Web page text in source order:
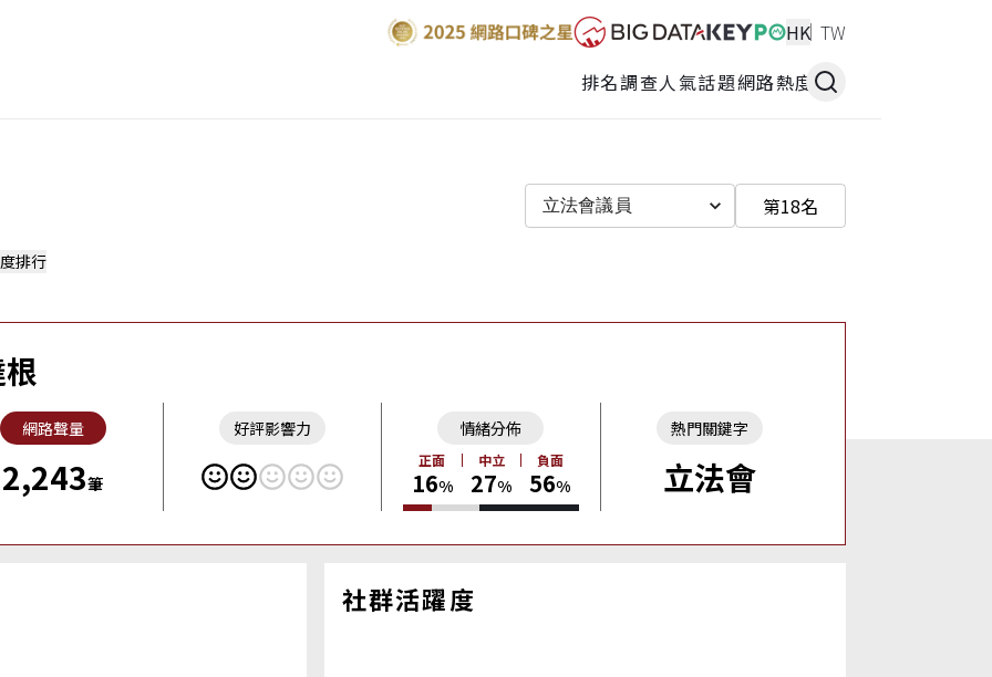
HK TW
排名調查人氣話題網路熱度
立法會議員 第18名
排行
網路聲量
2,243筆
好評影響力 情緒分佈
正面
16%
中立
27%
負面
56%
熱門關鍵字
立法會
社群活躍度